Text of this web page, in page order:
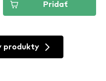
Pridať
produkty